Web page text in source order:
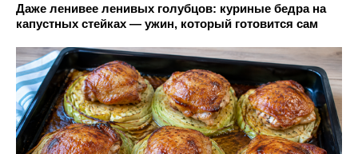
Даже ленивее ленивых голубцов: куриные бедра на
капустных стейках — ужин, который готовится сам